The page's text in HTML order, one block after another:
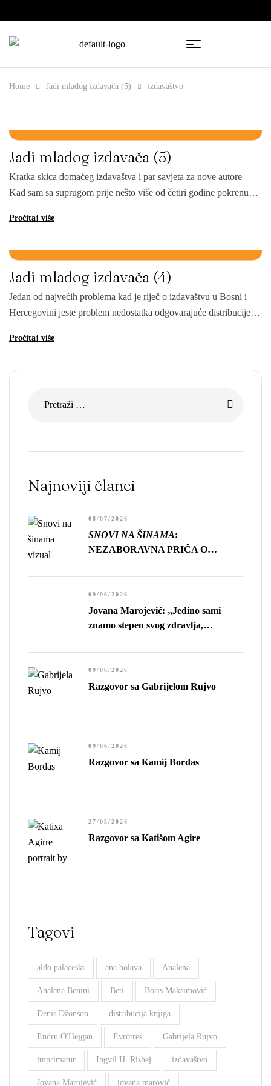
Home Jadi mladog izdavača (5) izdavaštvo
Jadi mladog izdavača (5)
Kratka skica domaćeg izdavaštva i par savjeta za nove autore
Kad sam sa suprugom prije nešto više od četiri godine pokrenuo
sam upoznao usput i shvatio da su bili logični i očekivani, a
očekivao jeste […]
Pročitaj više
Jadi mladog izdavača (4)
Jedan od najvećih problema kad je riječ o izdavaštvu u Bosni i
Hercegovini jeste problem nedostatka odgovarajuće distribucije.
možete obratiti ako želite da na određenoj teritoriji kapilarno
samim tim je poslovanje nevjerovatno otežano. Zbog […]
Pročitaj više
Najnoviji članci
SNOVI NA ŠINAMA:
NEZABORAVNA PRIČA O
CENI NAPRETKA
08/07/2026
Jovana Marojević: „Jedino sami
znamo stepen svog zdravlja,
sposobnosti da živimo.”
09/06/2026
Razgovor sa Gabrijelom Rujvo
09/06/2026
Razgovor sa Kamij Bordas
09/06/2026
Razgovor sa Katišom Agire
27/05/2026
Tagovi
aldo palaceski ana bolava Analena
Analena Benini Beti Boris Maksimović
Denis Džonson distribucija knjiga
Endru O'Hejgan Evrotreš Gabrijela Rujvo
imprimatur Ingvil H. Rishej izdavaštvo
Jovana Marojević jovana marović